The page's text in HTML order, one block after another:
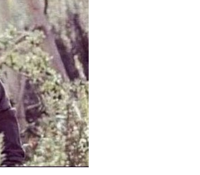
Gel-Lösc...
Anzeige